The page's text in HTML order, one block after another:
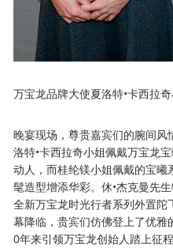
万宝龙品牌大使夏洛特•卡西拉
晚宴现场，尊贵嘉宾们的腕间
洛特•卡西拉奇小姐佩戴万宝龙
动人，而桂纶镁小姐佩戴的宝
髦造型增添华彩。休•杰克曼先
全新万宝龙时光行者系列外置
幕降临，贵宾们仿佛登上了优雅
0年来引领万宝龙创始人踏上征